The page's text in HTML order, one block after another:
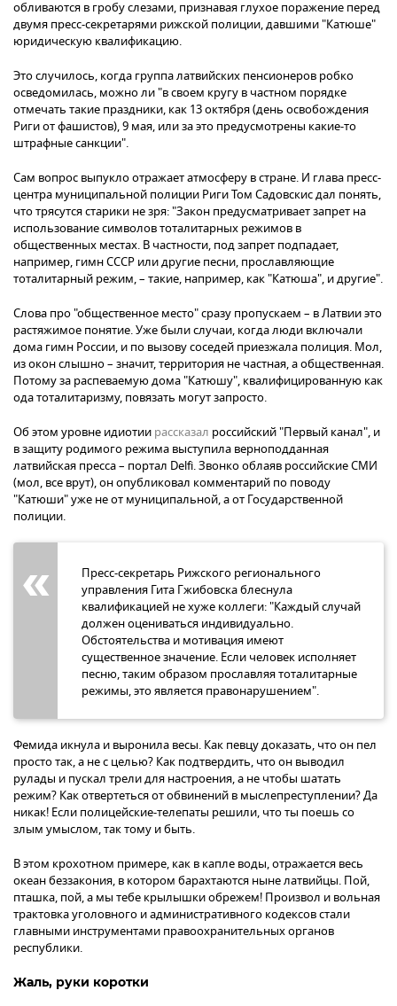
обливаются в гробу слезами, признавая глухое поражение перед
двумя пресс-секретарями рижской полиции, давшими "Катюше"
юридическую квалификацию.
Это случилось, когда группа латвийских пенсионеров робко
осведомилась, можно ли "в своем кругу в частном порядке
отмечать такие праздники, как 13 октября (день освобождения
Риги от фашистов), 9 мая, или за это предусмотрены какие-то
штрафные санкции".
Сам вопрос выпукло отражает атмосферу в стране. И глава пресс-
центра муниципальной полиции Риги Том Садовскис дал понять,
что трясутся старики не зря: "Закон предусматривает запрет на
использование символов тоталитарных режимов в
общественных местах. В частности, под запрет подпадает,
например, гимн СССР или другие песни, прославляющие
тоталитарный режим, – такие, например, как "Катюша", и другие".
Слова про "общественное место" сразу пропускаем – в Латвии это
растяжимое понятие. Уже были случаи, когда люди включали
дома гимн России, и по вызову соседей приезжала полиция. Мол,
из окон слышно – значит, территория не частная, а общественная.
Потому за распеваемую дома "Катюшу", квалифицированную как
ода тоталитаризму, повязать могут запросто.
Об этом уровне идиотии рассказал российский "Первый канал", и
в защиту родимого режима выступила верноподданная
латвийская пресса – портал Delfi. Звонко облаяв российские СМИ
(мол, все врут), он опубликовал комментарий по поводу
"Катюши" уже не от муниципальной, а от Государственной
полиции.
Пресс-секретарь Рижского регионального
управления Гита Гжибовска блеснула
квалификацией не хуже коллеги: "Каждый случай
должен оцениваться индивидуально.
Обстоятельства и мотивация имеют
существенное значение. Если человек исполняет
песню, таким образом прославляя тоталитарные
режимы, это является правонарушением".
Фемида икнула и выронила весы. Как певцу доказать, что он пел
просто так, а не с целью? Как подтвердить, что он выводил
рулады и пускал трели для настроения, а не чтобы шатать
режим? Как отвертеться от обвинений в мыслепреступлении? Да
никак! Если полицейские-телепаты решили, что ты поешь со
злым умыслом, так тому и быть.
В этом крохотном примере, как в капле воды, отражается весь
океан беззакония, в котором барахтаются ныне латвийцы. Пой,
пташка, пой, а мы тебе крылышки обрежем! Произвол и вольная
трактовка уголовного и административного кодексов стали
главными инструментами правоохранительных органов
республики.
Жаль, руки коротки